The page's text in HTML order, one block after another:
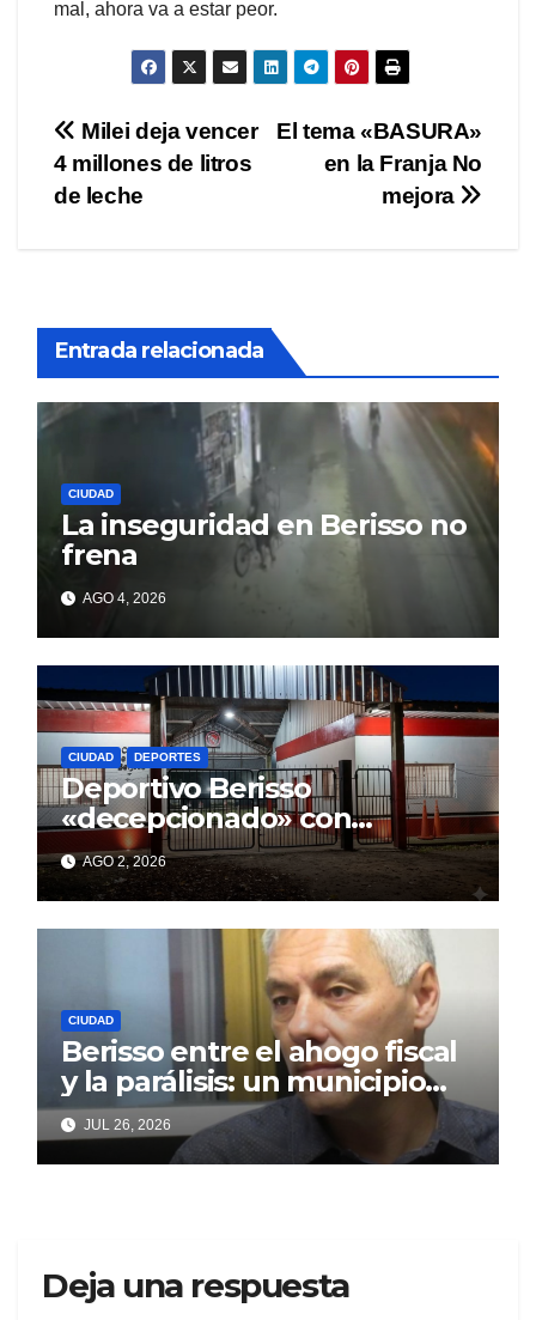
mal, ahora va a estar peor.
Navegación
de
El tema «BASURA»
en la Franja No
mejora
Milei deja vencer
4 millones de litros
de leche
Entrada relacionada
CIUDAD
La inseguridad en Berisso no
frena
AGO 4, 2026
CIUDAD DEPORTES
Deportivo Berisso
«decepcionado» con
Cagliardi y sus promesas
incumplidas
AGO 2, 2026
CIUDAD
Berisso entre el ahogo fiscal
y la parálisis: un municipio
acorralado por la falta de
gestión y el desencanto
vecino
JUL 26, 2026
Deja una respuesta